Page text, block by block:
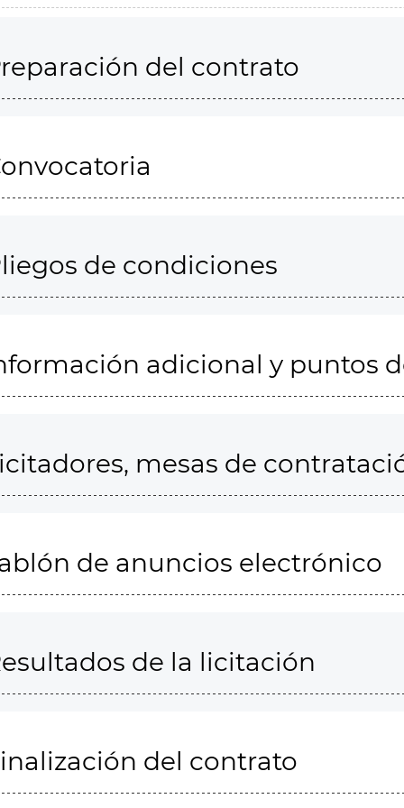
del contrato
de condiciones
adicional y puntos
mesas de
de anuncios electrónico
de la licitación
del contrato